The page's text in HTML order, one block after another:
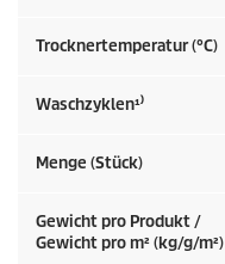
Trocknertemperatur (°C)
Waschzyklen¹⁾
Menge (Stück)
Gewicht pro Produkt /
Gewicht pro m² (kg/g/m²)